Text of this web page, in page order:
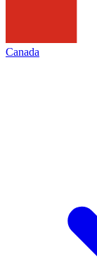
Canada